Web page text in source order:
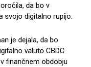
da bo v
svojo digitalno rupijo.
je dejala, da bo
valuto CBDC
finančnem obdobju